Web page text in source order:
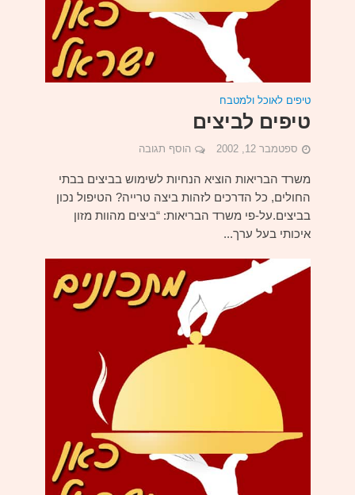
טיפים לאוכל ולמטבח
טיפים לביצים
ספטמבר 12, 2002 הוסף תגובה
משרד הבריאות הוציא הנחיות לשימוש בביצים בבתי
החולים, כל הדרכים לזהות ביצה טרייה? הטיפול נכון
בביצים.על-פי משרד הבריאות: “ביצים מהוות מזון
איכותי בעל ערך...